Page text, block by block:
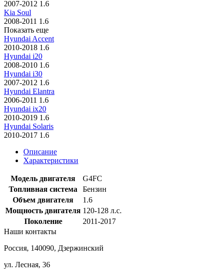
2007-2012 1.6
Kia Soul
2008-2011 1.6
Показать еще
Hyundai Accent
2010-2018 1.6
Hyundai i20
2008-2010 1.6
Hyundai i30
2007-2012 1.6
Hyundai Elantra
2006-2011 1.6
Hyundai ix20
2010-2019 1.6
Hyundai Solaris
2010-2017 1.6
Описание
Характеристики
Модель двигателя
G4FC
Топливная система
Бензин
Объем двигателя
1.6
Мощность двигателя 120-128 л.с.
Поколение
2011-2017
Наши контакты
Россия, 140090, Дзержинский
ул. Лесная, 36